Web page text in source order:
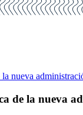
nueva
de la nueva